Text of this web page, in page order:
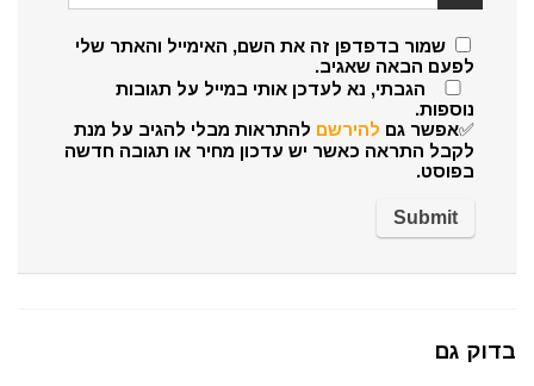
שמור בדפדפן זה את השם, האימייל והאתר שלי
לפעם הבאה שאגיב.
הגבתי, נא לעדכן אותי במייל על תגובות
נוספות.
✅אפשר גם להירשם להתראות מבלי להגיב על מנת
לקבל התראה כאשר יש עדכון מחיר או תגובה חדשה
בפוסט.
בדוק גם